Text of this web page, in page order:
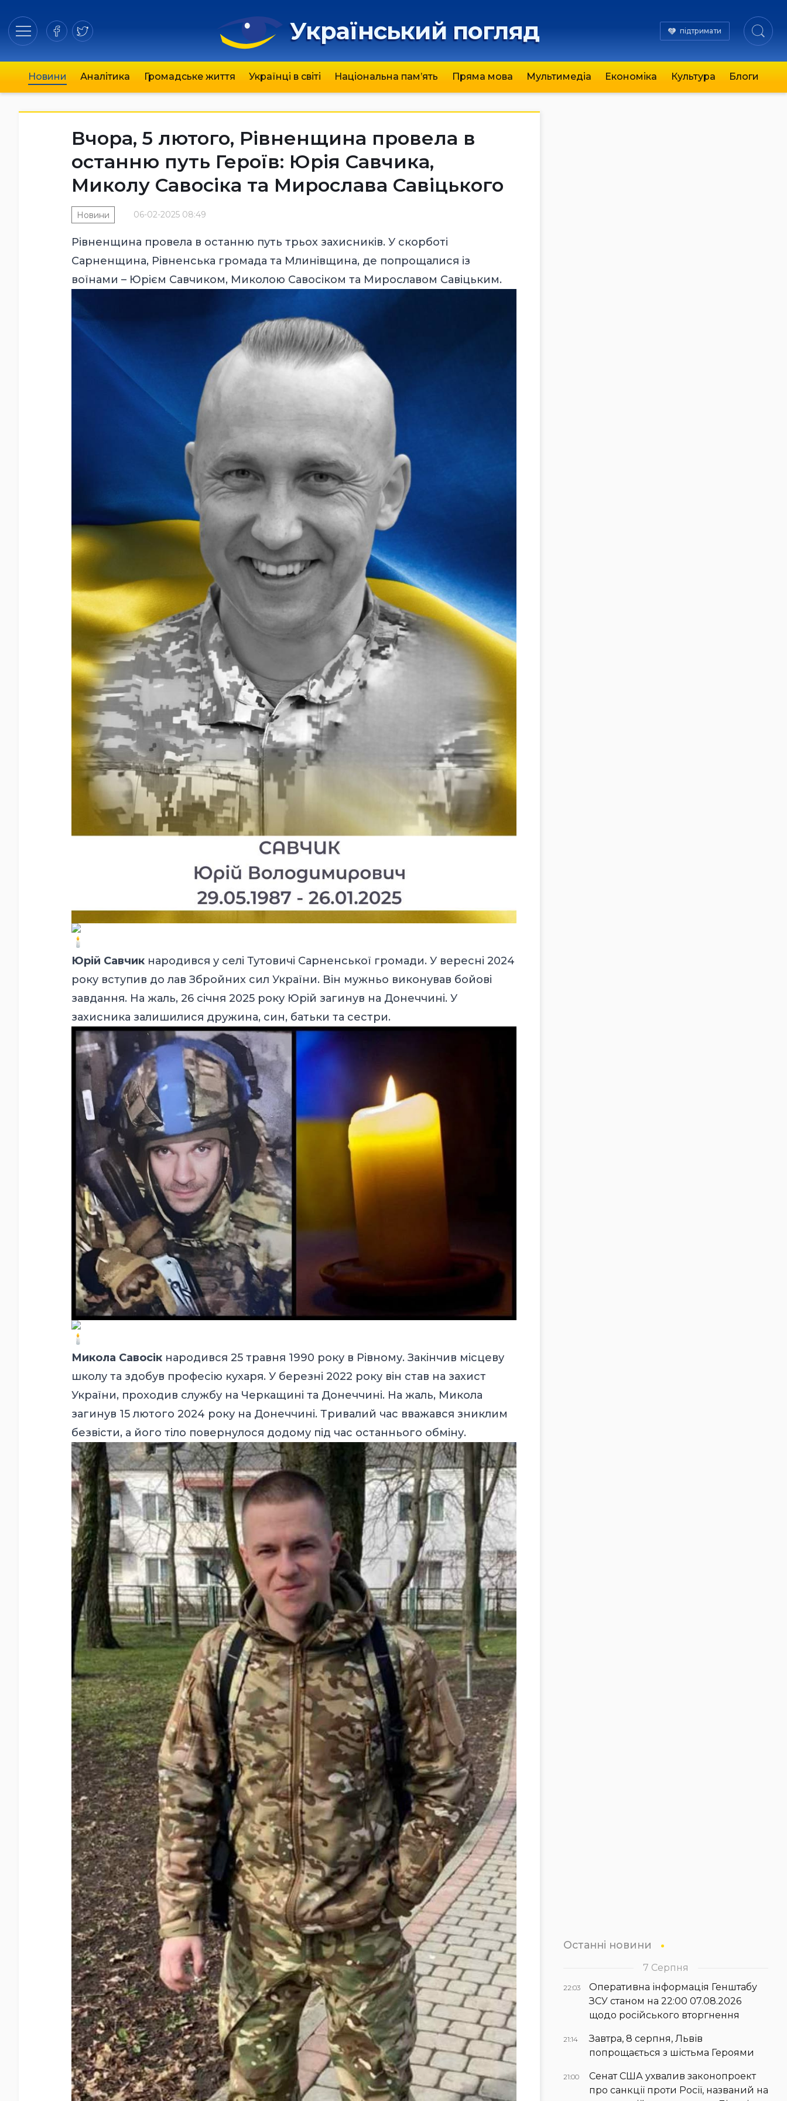
Український погляд підтримати
Новини Аналітика Громадське життя Українці в світі Національна пам’ять Пряма мова Мультимедіа Економіка Культура Блоги
Вчора, 5 лютого, Рівненщина провела в
останню путь Героїв: Юрія Савчика,
Миколу Савосіка та Мирослава Савіцького
06-02-2025 08:49
Новини
Рівненщина провела в останню путь трьох захисників. У скорботі
Сарненщина, Рівненська громада та Млинівщина, де попрощалися із
воїнами – Юрієм Савчиком, Миколою Савосіком та Мирославом Савіцьким.
Юрій Савчик народився у селі Тутовичі Сарненської громади. У вересні 2024
року вступив до лав Збройних сил України. Він мужньо виконував бойові
завдання. На жаль, 26 січня 2025 року Юрій загинув на Донеччині. У
захисника залишилися дружина, син, батьки та сестри.
Микола Савосік народився 25 травня 1990 року в Рівному. Закінчив місцеву
школу та здобув професію кухаря. У березні 2022 року він став на захист
України, проходив службу на Черкащині та Донеччині. На жаль, Микола
загинув 15 лютого 2024 року на Донеччині. Тривалий час вважався зниклим
безвісти, а його тіло повернулося додому під час останнього обміну.
Останні новини
7 Серпня
22:03
Оперативна інформація Генштабу
ЗСУ станом на 22:00 07.08.2026
щодо російського вторгнення
21:14
Завтра, 8 серпня, Львів
попрощається з шістьма Героями
21:00
Сенат США ухвалив законопроект
про санкції проти Росії, названий на